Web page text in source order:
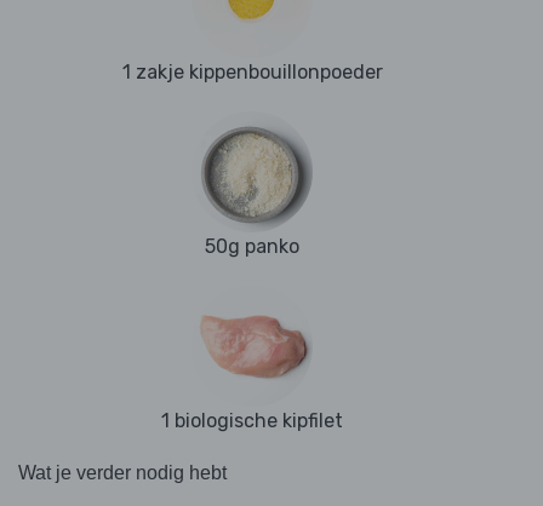
1 zakje kippenbouillonpoeder
50g panko
1 biologische kipfilet
Wat je verder nodig hebt